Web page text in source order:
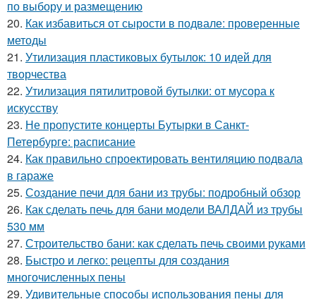
по выбору и размещению
20. Как избавиться от сырости в подвале: проверенные
методы
21. Утилизация пластиковых бутылок: 10 идей для
творчества
22. Утилизация пятилитровой бутылки: от мусора к
искусству
23. Не пропустите концерты Бутырки в Санкт-
Петербурге: расписание
24. Как правильно спроектировать вентиляцию подвала
в гараже
25. Создание печи для бани из трубы: подробный обзор
26. Как сделать печь для бани модели ВАЛДАЙ из трубы
530 мм
27. Строительство бани: как сделать печь своими руками
28. Быстро и легко: рецепты для создания
многочисленных пены
29. Удивительные способы использования пены для